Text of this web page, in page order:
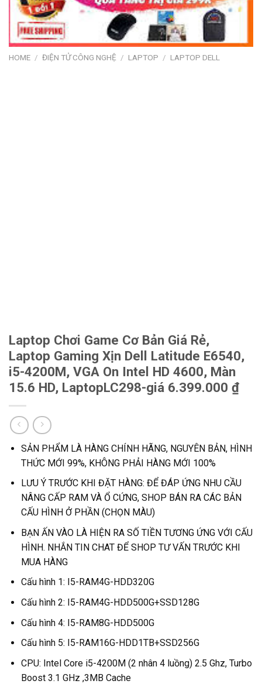
HOME / ĐIỆN TỬ CÔNG NGHỆ / LAPTOP / LAPTOP DELL
Laptop Chơi Game Cơ Bản Giá Rẻ,
Laptop Gaming Xịn Dell Latitude E6540,
i5-4200M, VGA On Intel HD 4600, Màn
15.6 HD, LaptopLC298-giá 6.399.000 ₫
SẢN PHẨM LÀ HÀNG CHÍNH HÃNG, NGUYÊN BẢN, HÌNH
THỨC MỚI 99%, KHÔNG PHẢI HÀNG MỚI 100%
LƯU Ý TRƯỚC KHI ĐẶT HÀNG: ĐỂ ĐÁP ỨNG NHU CẦU
NÂNG CẤP RAM VÀ Ổ CỨNG, SHOP BÁN RA CÁC BẢN
CẤU HÌNH Ở PHẦN (CHỌN MÀU)
BẠN ẤN VÀO LÀ HIỆN RA SỐ TIỀN TƯƠNG ỨNG VỚI CẤU
HÌNH. NHẮN TIN CHAT ĐỂ SHOP TƯ VẤN TRƯỚC KHI
MUA HÀNG
Cấu hình 1: I5-RAM4G-HDD320G
Cấu hình 2: I5-RAM4G-HDD500G+SSD128G
Cấu hình 4: I5-RAM8G-HDD500G
Cấu hình 5: I5-RAM16G-HDD1TB+SSD256G
CPU: Intel Core i5-4200M (2 nhân 4 luồng) 2.5 Ghz, Turbo
Boost 3.1 GHz ,3MB Cache